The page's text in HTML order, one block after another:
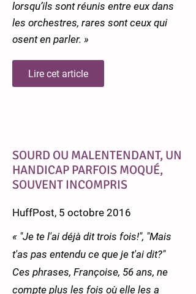
lorsqu’ils sont réunis entre eux dans
les orchestres, rares sont ceux qui
osent en parler. »
Lire cet article
SOURD OU MALENTENDANT, UN
HANDICAP PARFOIS MOQUÉ,
SOUVENT INCOMPRIS
HuffPost, 5 octobre 2016
« "Je te l'ai déjà dit trois fois!", "Mais
t'as pas entendu ce que je t'ai dit?"
Ces phrases, Françoise, 56 ans, ne
compte plus les fois où elle les a